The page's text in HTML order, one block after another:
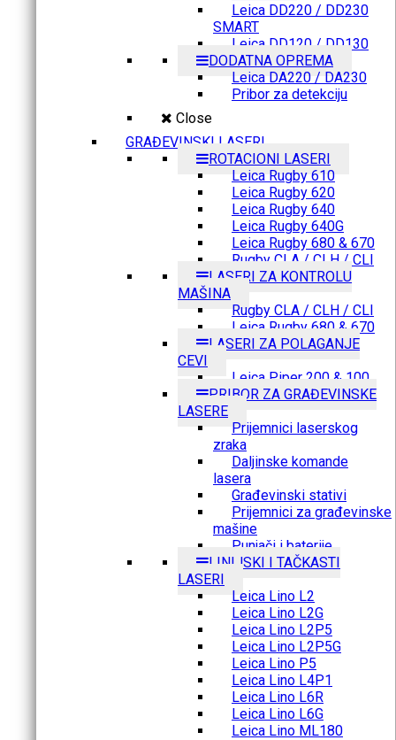
Leica DD220 / DD230
SMART
Leica DD120 / DD130
DODATNA OPREMA
Leica DA220 / DA230
Pribor za detekciju
Close
GRAĐEVINSKI LASERI
ROTACIONI LASERI
Leica Rugby 610
Leica Rugby 620
Leica Rugby 640
Leica Rugby 640G
Leica Rugby 680 & 670
Rugby CLA / CLH / CLI
LASERI ZA KONTROLU
MAŠINA
Rugby CLA / CLH / CLI
Leica Rugby 680 & 670
LASERI ZA POLAGANJE
CEVI
Leica Piper 200 & 100
PRIBOR ZA GRAĐEVINSKE
LASERE
Prijemnici laserskog
zraka
Daljinske komande
lasera
Građevinski stativi
Prijemnici za građevinske
mašine
Punjači i baterije
LINIJSKI I TAČKASTI
LASERI
Leica Lino L2
Leica Lino L2G
Leica Lino L2P5
Leica Lino L2P5G
Leica Lino P5
Leica Lino L4P1
Leica Lino L6R
Leica Lino L6G
Leica Lino ML180